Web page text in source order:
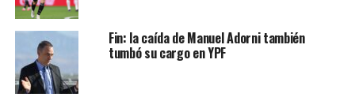
Fin: la caída de Manuel Adorni también
tumbó su cargo en YPF